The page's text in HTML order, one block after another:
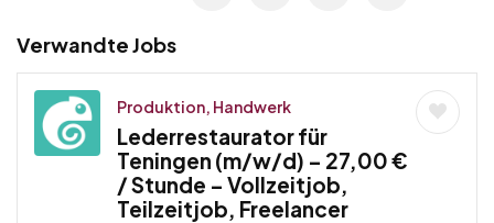
Verwandte Jobs
Produktion, Handwerk
Lederrestaurator für
Teningen (m/w/d) – 27,00 €
/ Stunde – Vollzeitjob,
Teilzeitjob, Freelancer